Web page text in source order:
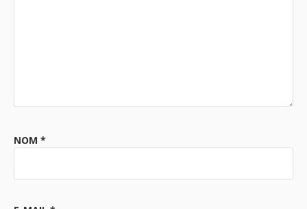
NOM *